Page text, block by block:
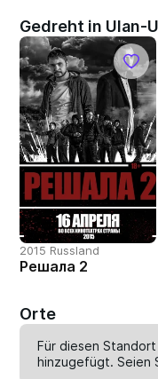
Gedreht in Ulan-
2015 Russland
Решала 2
Orte
Für diesen
hinzugefügt. Seien